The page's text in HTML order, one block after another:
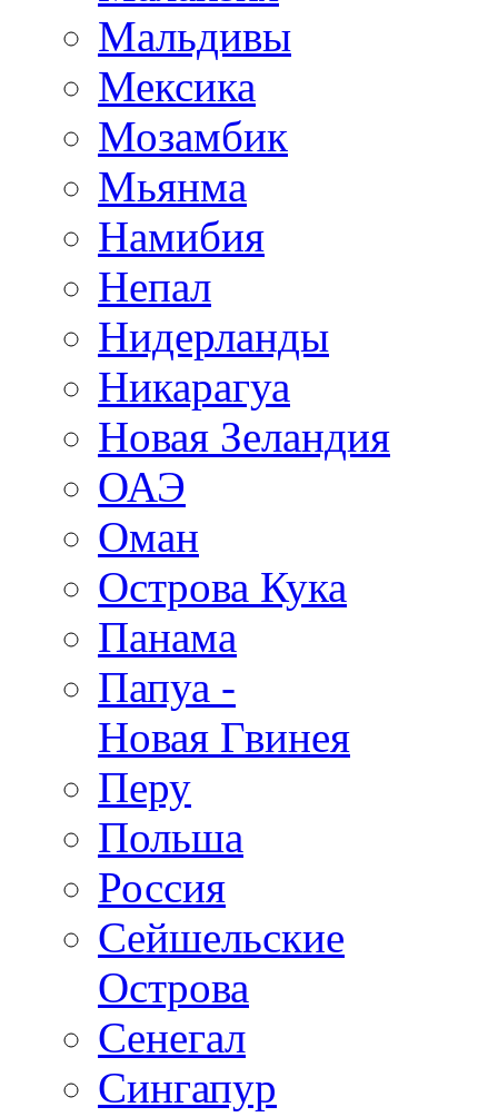
Мальдивы
Мексика
Мозамбик
Мьянма
Намибия
Непал
Нидерланды
Никарагуа
Новая Зеландия
ОАЭ
Оман
Острова Кука
Панама
Папуа -
Новая Гвинея
Перу
Польша
Россия
Сейшельские
Острова
Сенегал
Сингапур